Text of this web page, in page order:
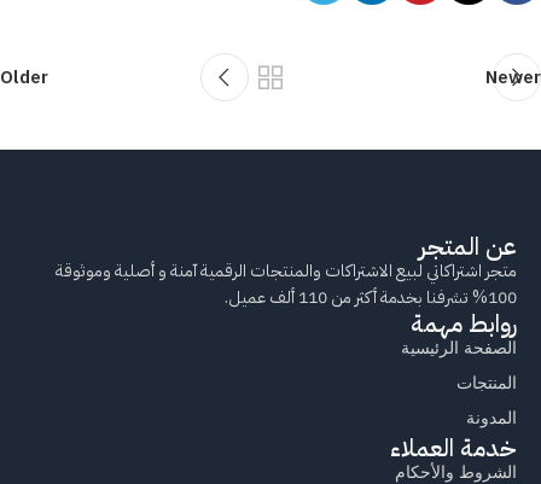
Newer
Older
عن المتجر
متجر اشتراكاتي لبيع الاشتراكات والمنتجات الرقمية آمنة و أصلية وموثوقة
100% تشرفنا بخدمة أكثر من 110 ألف عميل.
روابط مهمة
الصفحة الرئيسية
المنتجات
المدونة
خدمة العملاء
الشروط والأحكام